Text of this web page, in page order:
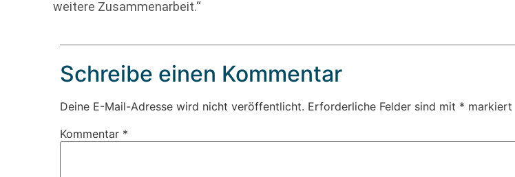
weitere Zusammenarbeit.“
Schreibe einen Kommentar
Deine E-Mail-Adresse wird nicht veröffentlicht. Erforderliche Felder sind mit * markiert
Kommentar *